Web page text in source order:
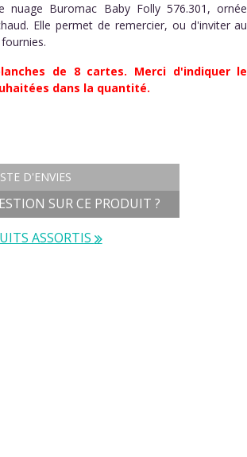
Buromac Baby Folly 576.301, ornée
Elle permet de remercier, ou d'inviter au
de 8 cartes. Merci d'indiquer le
dans la quantité.
D'ENVIES
SUR CE PRODUIT ?
ASSORTIS